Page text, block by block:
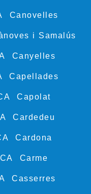
Canovelles
i Samalús
Canyelles
Capellades
Capolat
Cardedeu
Cardona
Carme
Casserres